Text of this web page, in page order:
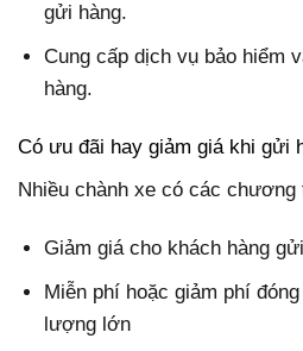
gửi hàng.
Cung cấp dịch vụ bảo hiểm
hàng.
Có ưu đãi hay giảm giá khi gửi
Nhiều chành xe có các chương
Giảm giá cho khách hàng
Miễn phí hoặc giảm phí
lượng lớn